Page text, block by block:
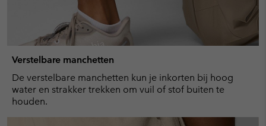
Verstelbare manchetten
De verstelbare manchetten kun je inkorten bij hoog
water en strakker trekken om vuil of stof buiten te
houden.